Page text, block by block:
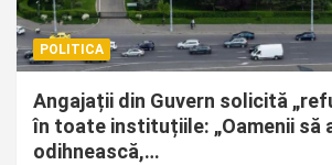
POLITICA
Angajații din Guvern solicită
în toate instituțiile: „Oamenii să
odihnească,…